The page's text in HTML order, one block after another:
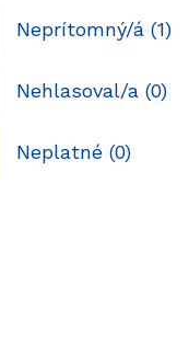
Neprítomný/á (1)
Nehlasoval/a (0)
Neplatné (0)